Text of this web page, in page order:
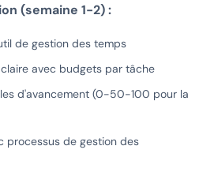
(semaine 1-2) :
de gestion des temps
avec budgets par tâche
d'avancement (0-50-100 pour la
processus de gestion des